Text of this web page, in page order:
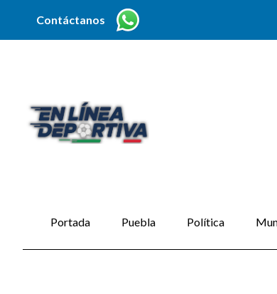
Contáctanos
Portada Puebla Política